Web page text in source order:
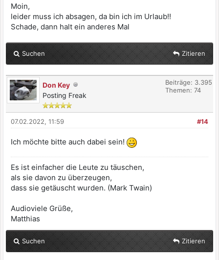
Moin,
leider muss ich absagen, da bin ich im Urlaub!!
Schade, dann halt ein anderes Mal
Suchen Zitieren
Don Key
Posting Freak
Beiträge: 3.395
Themen: 74
#14
07.02.2022, 11:59
Ich möchte bitte auch dabei sein!
Es ist einfacher die Leute zu täuschen,
als sie davon zu überzeugen,
dass sie getäuscht wurden. (Mark Twain)
Audioviele Grüße,
Matthias
Suchen Zitieren